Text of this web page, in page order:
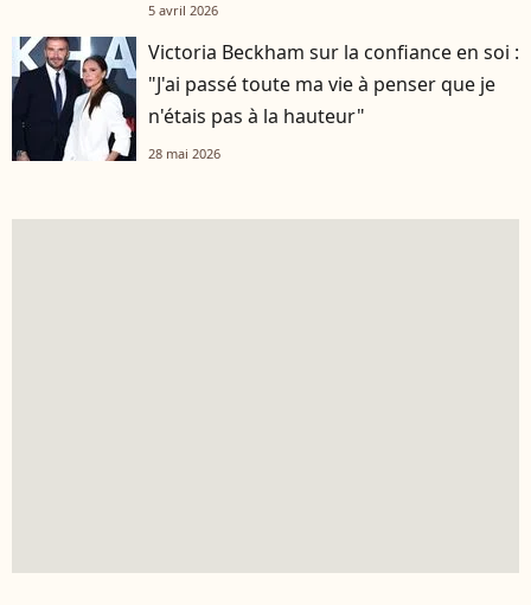
5 avril 2026
Victoria Beckham sur la confiance en soi :
"J'ai passé toute ma vie à penser que je
n'étais pas à la hauteur"
28 mai 2026